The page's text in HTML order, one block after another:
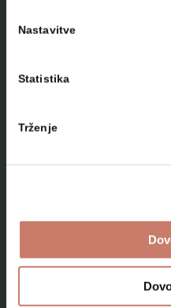
Nastavitve
Statistika
Trženje
Kam na izlet
Programi za skupine